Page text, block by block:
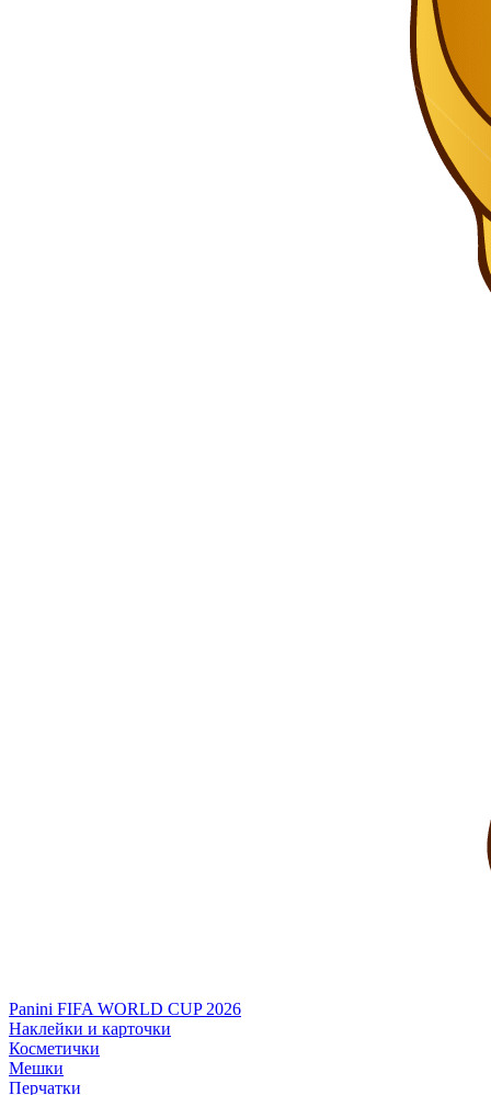
Panini FIFA WORLD CUP 2026
Наклейки и карточки
Косметички
Мешки
Перчатки